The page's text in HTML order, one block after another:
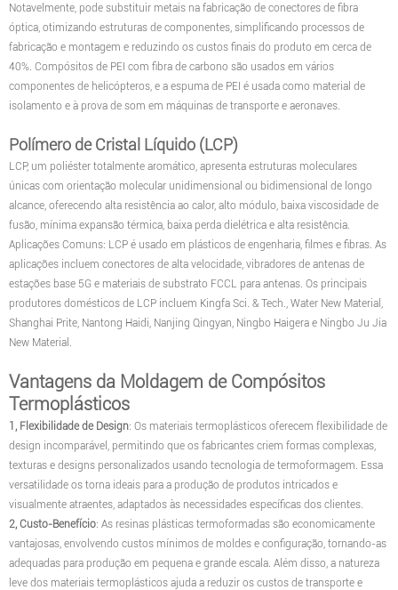
Notavelmente, pode substituir metais na fabricação de conectores de fibra
óptica, otimizando estruturas de componentes, simplificando processos de
fabricação e montagem e reduzindo os custos finais do produto em cerca de
40%. Compósitos de PEI com fibra de carbono são usados em vários
componentes de helicópteros, e a espuma de PEI é usada como material de
isolamento e à prova de som em máquinas de transporte e aeronaves.
Polímero de Cristal Líquido (LCP)
LCP, um poliéster totalmente aromático, apresenta estruturas moleculares
únicas com orientação molecular unidimensional ou bidimensional de longo
alcance, oferecendo alta resistência ao calor, alto módulo, baixa viscosidade de
fusão, mínima expansão térmica, baixa perda dielétrica e alta resistência.
Aplicações Comuns: LCP é usado em plásticos de engenharia, filmes e fibras. As
aplicações incluem conectores de alta velocidade, vibradores de antenas de
estações base 5G e materiais de substrato FCCL para antenas. Os principais
produtores domésticos de LCP incluem Kingfa Sci. & Tech., Water New Material,
Shanghai Prite, Nantong Haidi, Nanjing Qingyan, Ningbo Haigera e Ningbo Ju Jia
New Material.
Vantagens da Moldagem de Compósitos
Termoplásticos
1, Flexibilidade de Design: Os materiais termoplásticos oferecem flexibilidade de
design incomparável, permitindo que os fabricantes criem formas complexas,
texturas e designs personalizados usando tecnologia de termoformagem. Essa
versatilidade os torna ideais para a produção de produtos intricados e
visualmente atraentes, adaptados às necessidades específicas dos clientes.
2, Custo-Benefício: As resinas plásticas termoformadas são economicamente
vantajosas, envolvendo custos mínimos de moldes e configuração, tornando-as
adequadas para produção em pequena e grande escala. Além disso, a natureza
leve dos materiais termoplásticos ajuda a reduzir os custos de transporte e